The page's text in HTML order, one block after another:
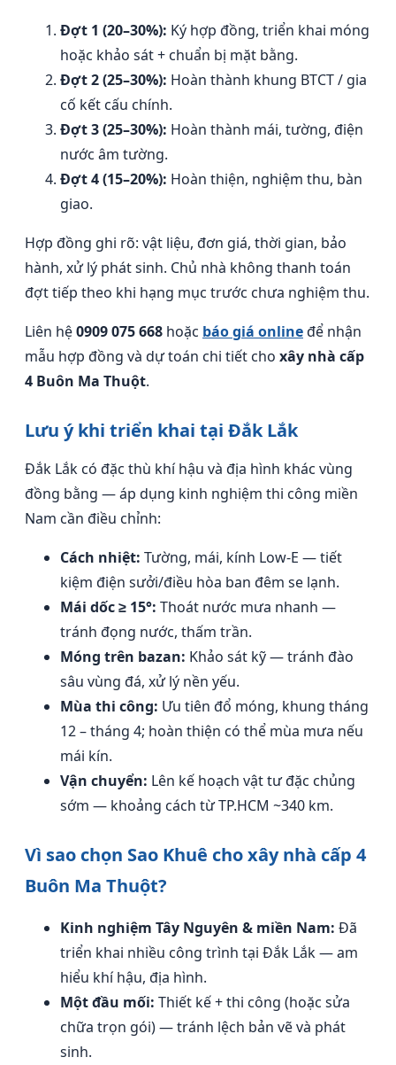
Đợt 1 (20–30%): Ký hợp đồng, triển khai móng
hoặc khảo sát + chuẩn bị mặt bằng.
Đợt 2 (25–30%): Hoàn thành khung BTCT / gia
cố kết cấu chính.
Đợt 3 (25–30%): Hoàn thành mái, tường, điện
nước âm tường.
Đợt 4 (15–20%): Hoàn thiện, nghiệm thu, bàn
giao.
Hợp đồng ghi rõ: vật liệu, đơn giá, thời gian, bảo
hành, xử lý phát sinh. Chủ nhà không thanh toán
đợt tiếp theo khi hạng mục trước chưa nghiệm thu.
Liên hệ0909 075 668 hoặc báo giá onlineđể nhận
mẫu hợp đồng và dự toán chi tiết cho xây nhà cấp
4 Buôn Ma Thuột.
Lưu ý khi triển khai tại Đắk Lắk
Đắk Lắk có đặc thù khí hậu và địa hình khác vùng
đồng bằng — áp dụng kinh nghiệm thi công miền
Nam cần điều chỉnh:
Cách nhiệt: Tường, mái, kính Low-E — tiết
kiệm điện sưởi/điều hòa ban đêm se lạnh.
Mái dốc ≥ 15°: Thoát nước mưa nhanh —
tránh đọng nước, thấm trần.
Móng trên bazan: Khảo sát kỹ — tránh đào
sâu vùng đá, xử lý nền yếu.
Mùa thi công: Ưu tiên đổ móng, khung tháng
12 – tháng 4; hoàn thiện có thể mùa mưa nếu
mái kín.
Vận chuyển: Lên kế hoạch vật tư đặc chủng
sớm — khoảng cách từ TP.HCM ~340 km.
Vì sao chọn Sao Khuê cho xây nhà cấp 4
Buôn Ma Thuột?
Kinh nghiệm Tây Nguyên & miền Nam: Đã
triển khai nhiều công trình tại Đắk Lắk — am
hiểu khí hậu, địa hình.
Một đầu mối: Thiết kế + thi công (hoặc sửa
chữa trọn gói) — tránh lệch bản vẽ và phát
sinh.